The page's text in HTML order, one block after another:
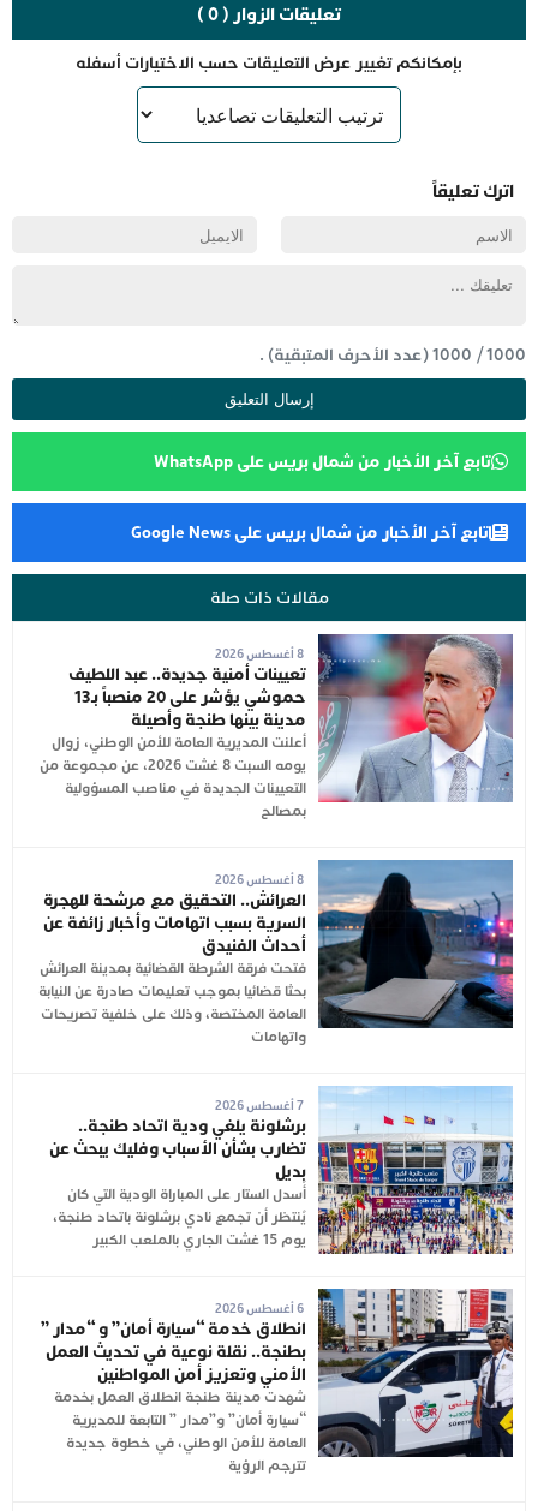
تعليقات الزوار ( 0 )
بإمكانكم تغيير عرض التعليقات حسب الاختيارات أسفله
اترك تعليقاً
1000
/
1000(عدد الأحرف المتبقية) .
تابع آخر الأخبار من شمال بريس على WhatsApp
تابع آخر الأخبار من شمال بريس على Google News
مقالات ذات صلة
8 أغسطس 2026
تعيينات أمنية جديدة.. عبد اللطيف
حموشي يؤشر على 20 منصباً بـ13
مدينة بينها طنجة وأصيلة
أعلنت المديرية العامة للأمن الوطني، زوال
يومه السبت 8 غشت 2026، عن مجموعة من
التعيينات الجديدة في مناصب المسؤولية
بمصالح
8 أغسطس 2026
العرائش.. التحقيق مع مرشحة للهجرة
السرية بسبب اتهامات وأخبار زائفة عن
أحداث الفنيدق
فتحت فرقة الشرطة القضائية بمدينة العرائش
بحثا قضائيا بموجب تعليمات صادرة عن النيابة
العامة المختصة، وذلك على خلفية تصريحات
واتهامات
7 أغسطس 2026
برشلونة يلغي ودية اتحاد طنجة..
تضارب بشأن الأسباب وفليك يبحث عن
بديل
أُسدل الستار على المباراة الودية التي كان
يُنتظر أن تجمع نادي برشلونة باتحاد طنجة،
يوم 15 غشت الجاري بالملعب الكبير
6 أغسطس 2026
انطلاق خدمة “سيارة أمان” و “مدار ”
بطنجة.. نقلة نوعية في تحديث العمل
الأمني وتعزيز أمن المواطنين
شهدت مدينة طنجة انطلاق العمل بخدمة
“سيارة أمان” و”مدار ” التابعة للمديرية
العامة للأمن الوطني، في خطوة جديدة
تترجم الرؤية